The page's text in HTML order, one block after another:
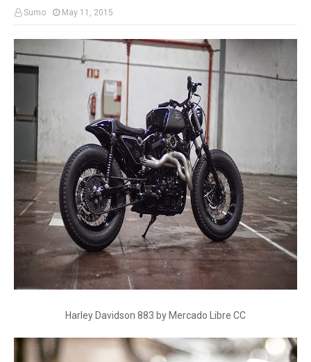
Sumo May 11, 2015
Harley Davidson 883 by Mercado Libre CC